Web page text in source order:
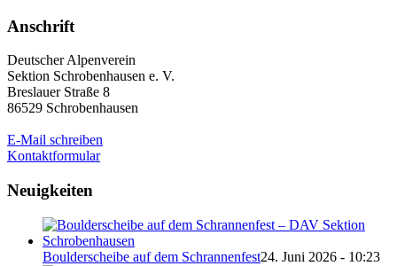
Anschrift
Deutscher Alpenverein
Sektion Schrobenhausen e. V.
Breslauer Straße 8
86529 Schrobenhausen
E-Mail schreiben
Kontaktformular
Neuigkeiten
Boulderscheibe auf dem Schrannenfest24. Juni 2026 - 10:23